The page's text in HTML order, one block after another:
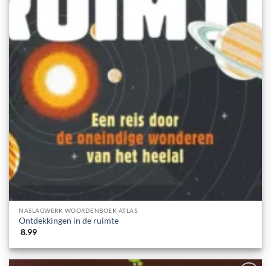
NASLAGWERK WOORDENBOEK ATLAS
Ontdekkingen in de ruimte
8.99